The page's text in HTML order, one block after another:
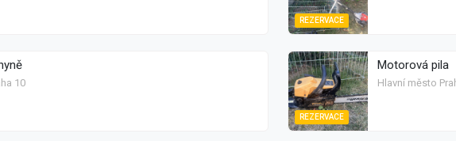
10
REZERVACE
REZERVACE
Motorová pila
Hlavní město